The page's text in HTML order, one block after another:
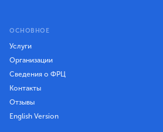
ОСНОВНОЕ
Услуги
Организации
Сведения о ФРЦ
Контакты
Отзывы
English Version